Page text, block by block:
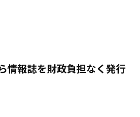
情報誌を財政負担なく発行